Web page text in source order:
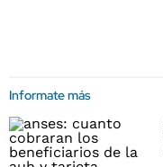
Informate más